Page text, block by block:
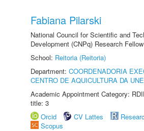
Fabiana Pilarski
National Council for Scientific and
Development (CNPq) Research
School: Reitoria (Reitoria)
Department: COORDENADORIA
CENTRO DE AQUICULTURA DA
Academic Appointment Category:
title: 3
Orcid
CV Lattes
Scopus